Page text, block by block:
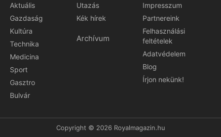
Aktuális
Gazdaság
Kultúra
Technika
Medicina
Sport
Gasztro
Bulvár
Utazás
Kék hírek
Archívum
Impresszum
Partnereink
Felhasználási
feltételek
Adatvédelem
Blog
Írjon nekünk!
Copyright © 2026 Royalmagazin.hu